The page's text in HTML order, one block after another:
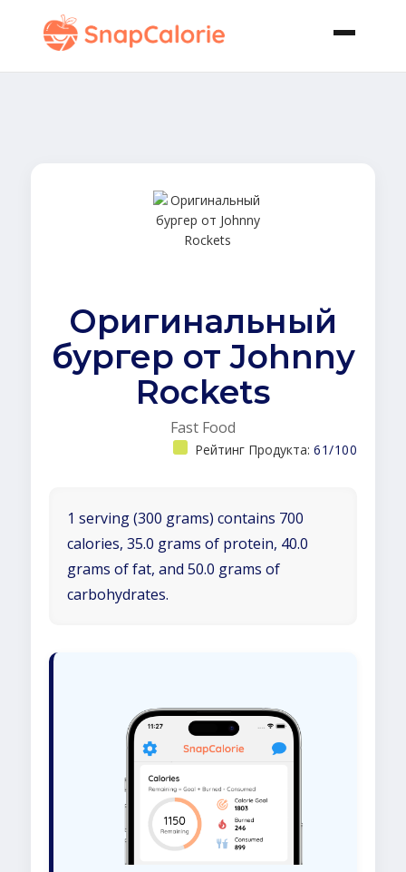
Оригинальный
бургер от Johnny
Rockets
Fast Food
Рейтинг Продукта: 61/100
1 serving (300 grams) contains 700
calories, 35.0 grams of protein, 40.0
grams of fat, and 50.0 grams of
carbohydrates.